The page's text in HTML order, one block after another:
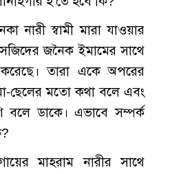
নারী স্বামী মারা যাওয়ার
জনৈক ইমামের সাথে
করেছে। তারা একে অপরের
ছেলের মতো কথা বলে এবং
বলে ডাকে। এভাবে সম্পর্ক
মাহরাম নারীর সাথে